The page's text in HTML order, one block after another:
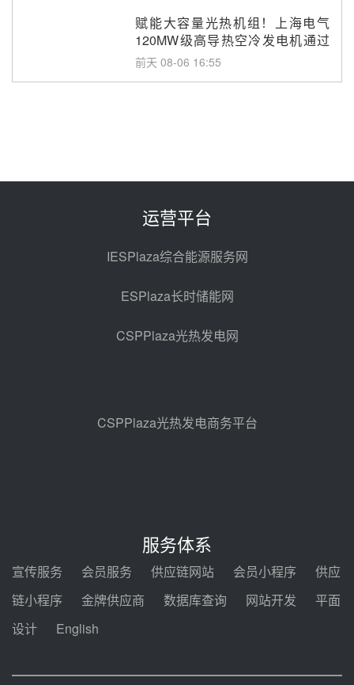
赋能大容量光热机组！上海电气
120MW级高导热空冷发电机通过
型式试验
前天 08-06 16:55
100MW光工程性能试验采购
光热示范电站二列蒸汽发生器设备
亚核阀业中标天山北麓100MW光
热发电工程EPC总承包项目熔盐截
止阀、熔盐三偏心蝶阀采购
08-05 17:15
包项目熔盐介质超声波流量计采购
08-05 17:09
电机组灵活性改造项目三元液态盐
采购合同
迪尔化工预中标华能西安热工院
2026-2029年熔盐介质框架协议
运营平台
IESPlaza综合能源服务网
ESPlaza长时储能网
CSPPlaza光热发电网
CSPPlaza光热发电商务平台
服务体系
宣传服务 会员服务 供应链网站 会员小程序
供应
链小程序
金牌供应商 数据库查询 网站开发
平面
设计
English